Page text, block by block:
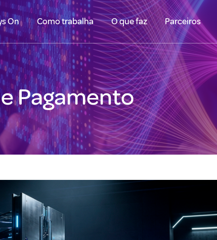
On Como trabalha O que faz Parceiros
Pagamento